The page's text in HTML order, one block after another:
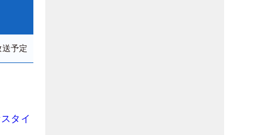
予定
タイ